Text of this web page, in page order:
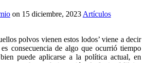
on 15 diciembre, 2023 Artículos
polvos vienen estos lodos’ viene a decir
consecuencia de algo que ocurrió tiempo
puede aplicarse a la política actual, en